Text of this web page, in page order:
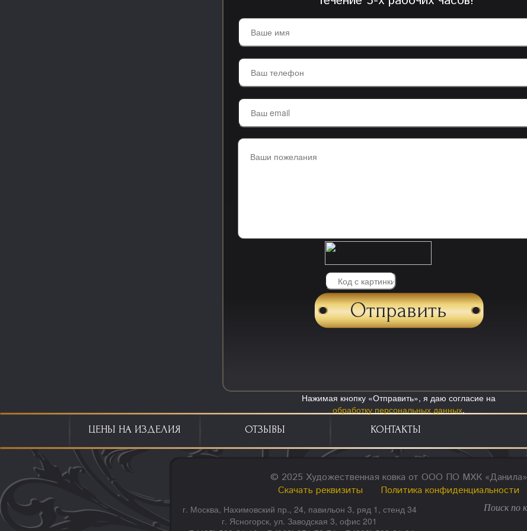
Нажимая кнопку «Отправить», я даю согласие на
обработку персональных данных.
ЦЕНЫ НА ИЗДЕЛИЯ ОТЗЫВЫ КОНТАКТЫ
© 2025 Художественная ковка от ООО ПО МХК «Данила»
Скачать реквизиты
Политика конфиденциальности
г. Москва, Нахимовский пр., 24, павильон 3, ряд 1, стенд 34
г. Ясногорск, ул. Заводская 3, офис 201